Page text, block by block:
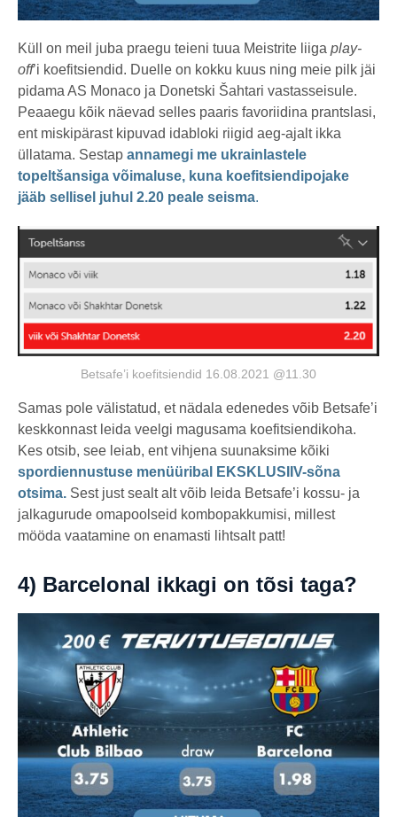
Küll on meil juba praegu teieni tuua Meistrite liiga play-
off’i koefitsiendid. Duelle on kokku kuus ning meie pilk jäi
pidama AS Monaco ja Donetski Šahtari vastasseisule.
Peaaegu kõik näevad selles paaris favoriidina prantslasi,
ent miskipärast kipuvad idabloki riigid aeg-ajalt ikka
üllatama. Sestap annamegi me ukrainlastele
topeltšansiga võimaluse, kuna koefitsiendipojake
jääb sellisel juhul 2.20 peale seisma.
Betsafe’i koefitsiendid 16.08.2021 @11.30
Samas pole välistatud, et nädala edenedes võib Betsafe’i
keskkonnast leida veelgi magusama koefitsiendikoha.
Kes otsib, see leiab, ent vihjena suunaksime kõiki
spordiennustuse menüüribal EKSKLUSIIV-sõna
otsima. Sest just sealt alt võib leida Betsafe’i kossu- ja
jalkagurude omapoolseid kombopakkumisi, millest
mööda vaatamine on enamasti lihtsalt patt!
4) Barcelonal ikkagi on tõsi taga?